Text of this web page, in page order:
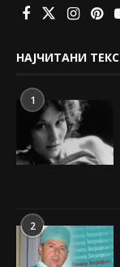
НАЈЧИТАНИ
1
2